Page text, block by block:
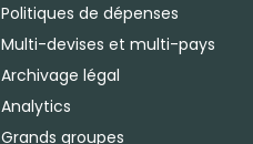
Politiques de dépenses
Multi-devises et multi-pays
Archivage légal
Analytics
Grands groupes